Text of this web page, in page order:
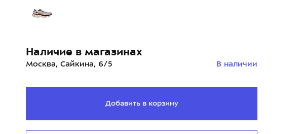
Наличие в магазинах
Москва, Сайкина, 6/5 В наличии
Добавить в корзину